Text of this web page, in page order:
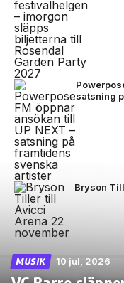
satsning
Bryson
MUSIK 10 jul, 2026